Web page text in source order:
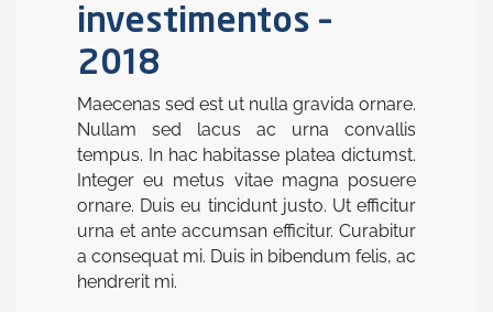
investimentos –
2018
Maecenas sed est ut nulla gravida ornare.
Nullam sed lacus ac urna convallis
tempus. In hac habitasse platea dictumst.
Integer eu metus vitae magna posuere
ornare. Duis eu tincidunt justo. Ut efficitur
urna et ante accumsan efficitur. Curabitur
a consequat mi. Duis in bibendum felis, ac
hendrerit mi.